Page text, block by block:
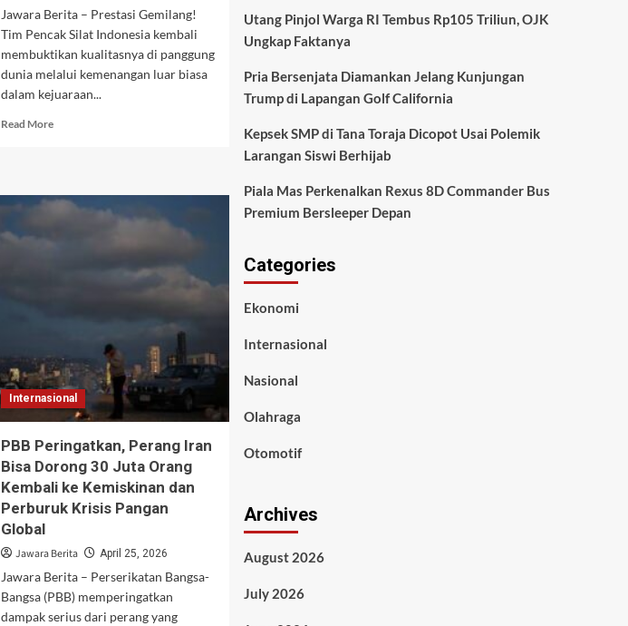
Jawara Berita – Prestasi Gemilang!
Tim Pencak Silat Indonesia kembali
membuktikan kualitasnya di panggung
dunia melalui kemenangan luar biasa
dalam kejuaraan...
Read MoreRead
Belgia
Internasional
PBB Peringatkan, Perang Iran
Bisa Dorong 30 Juta Orang
Kembali ke Kemiskinan dan
Perburuk Krisis Pangan
Global
Jawara Berita April 25, 2026
Jawara Berita – Perserikatan Bangsa-
Bangsa (PBB) memperingatkan
dampak serius dari perang yang
Utang Pinjol Warga RI Tembus Rp105 Triliun, OJK
Ungkap Faktanya
Pria Bersenjata Diamankan Jelang Kunjungan
Trump di Lapangan Golf California
Kepsek SMP di Tana Toraja Dicopot Usai Polemik
Larangan Siswi Berhijab
Piala Mas Perkenalkan Rexus 8D Commander Bus
Premium Bersleeper Depan
Categories
Ekonomi
Internasional
Nasional
Olahraga
Otomotif
Archives
August 2026
July 2026